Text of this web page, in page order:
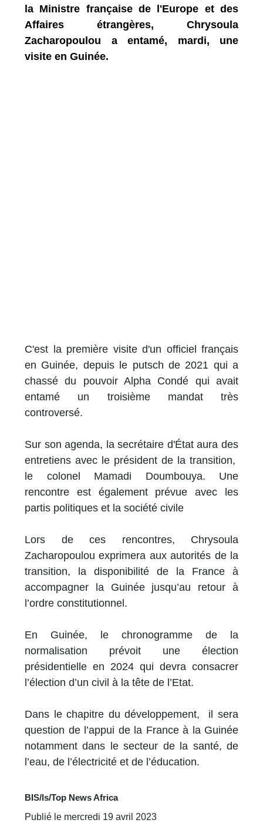
la Ministre française de l'Europe et des
Affaires étrangères, Chrysoula
Zacharopoulou a entamé, mardi, une
visite en Guinée.
C'est la première visite d'un officiel français
en Guinée, depuis le putsch de 2021 qui a
chassé du pouvoir Alpha Condé qui avait
entamé un troisième mandat très
controversé.
Sur son agenda, la secrétaire d'État aura des
entretiens avec le président de la transition,
le colonel Mamadi Doumbouya. Une
rencontre est également prévue avec les
partis politiques et la société civile
Lors de ces rencontres, Chrysoula
Zacharopoulou exprimera aux autorités de la
transition, la disponibilité de la France à
accompagner la Guinée jusqu’au retour à
l’ordre constitutionnel.
En Guinée, le chronogramme de la
normalisation prévoit une élection
présidentielle en 2024 qui devra consacrer
l’élection d’un civil à la tête de l’Etat.
Dans le chapitre du développement, il sera
question de l’appui de la France à la Guinée
notamment dans le secteur de la santé, de
l’eau, de l’électricité et de l’éducation.
BIS/ls/Top News Africa
Publié le mercredi 19 avril 2023